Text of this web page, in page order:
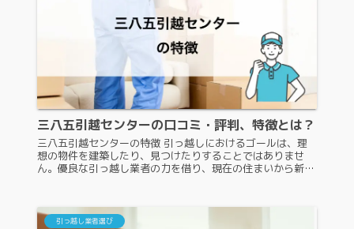
三八五引越センターの口コミ・評判、特徴とは？
三八五引越センターの特徴 引っ越しにおけるゴールは、理
想の物件を建築したり、見つけたりすることではありませ
ん。優良な引っ越し業者の力を借り、現在の住まいから新居
引っ越し業者選び